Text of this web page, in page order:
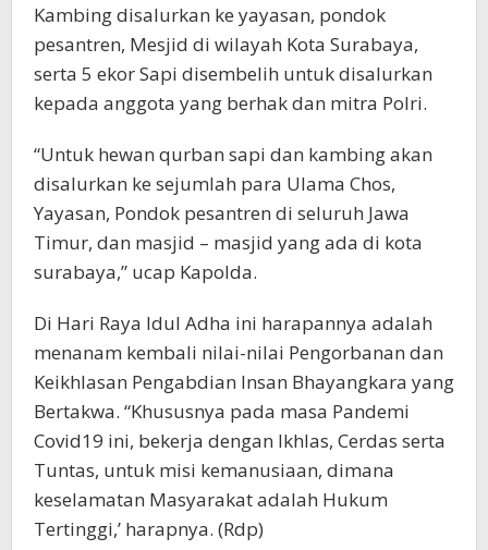
Kambing disalurkan ke yayasan, pondok
pesantren, Mesjid di wilayah Kota Surabaya,
serta 5 ekor Sapi disembelih untuk disalurkan
kepada anggota yang berhak dan mitra Polri.
“Untuk hewan qurban sapi dan kambing akan
disalurkan ke sejumlah para Ulama Chos,
Yayasan, Pondok pesantren di seluruh Jawa
Timur, dan masjid – masjid yang ada di kota
surabaya,” ucap Kapolda.
Di Hari Raya Idul Adha ini harapannya adalah
menanam kembali nilai-nilai Pengorbanan dan
Keikhlasan Pengabdian Insan Bhayangkara yang
Bertakwa. “Khususnya pada masa Pandemi
Covid19 ini, bekerja dengan Ikhlas, Cerdas serta
Tuntas, untuk misi kemanusiaan, dimana
keselamatan Masyarakat adalah Hukum
Tertinggi,’ harapnya. (Rdp)